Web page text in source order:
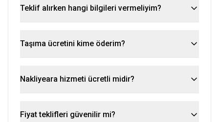
Teklif alırken hangi bilgileri vermeliyim?
Taşıma ücretini kime öderim?
Nakliyeara hizmeti ücretli midir?
Fiyat teklifleri güvenilir mi?